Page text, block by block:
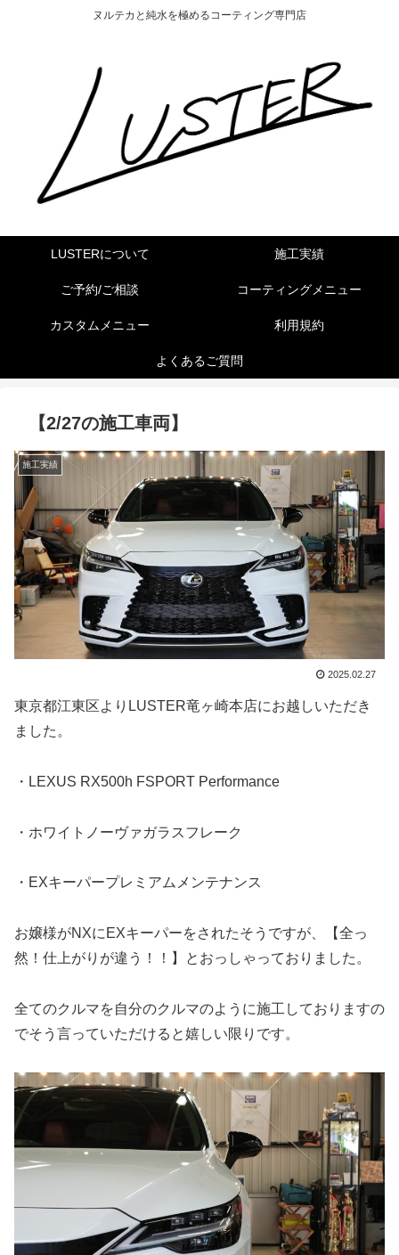
ヌルテカと純水を極めるコーティング専門店
LUSTERについて 施工実績
ご予約/ご相談 コーティングメニュー
カスタムメニュー 利用規約
よくあるご質問
【2/27の施工車両】
施工実績
2025.02.27
東京都江東区よりLUSTER竜ヶ崎本店にお越しいただき
ました。
・LEXUS RX500h FSPORT Performance
・ホワイトノーヴァガラスフレーク
・EXキーパープレミアムメンテナンス
お嬢様がNXにEXキーパーをされたそうですが、【全っ
然！仕上がりが違う！！】とおっしゃっておりました。
全てのクルマを自分のクルマのように施工しておりますの
でそう言っていただけると嬉しい限りです。